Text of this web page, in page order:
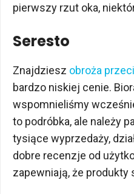
pierwszy rzut oka,
Seresto
Znajdziesz obroża
bardzo niskiej cenie.
wspomnieliśmy
to podróbka, ale należy
tysiące wyprzedaży,
dobre recenzje od
zapewniają, że produkty